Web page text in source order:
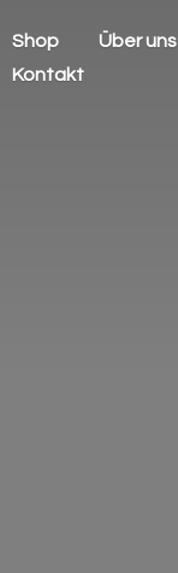
Shop Über uns
Kontakt